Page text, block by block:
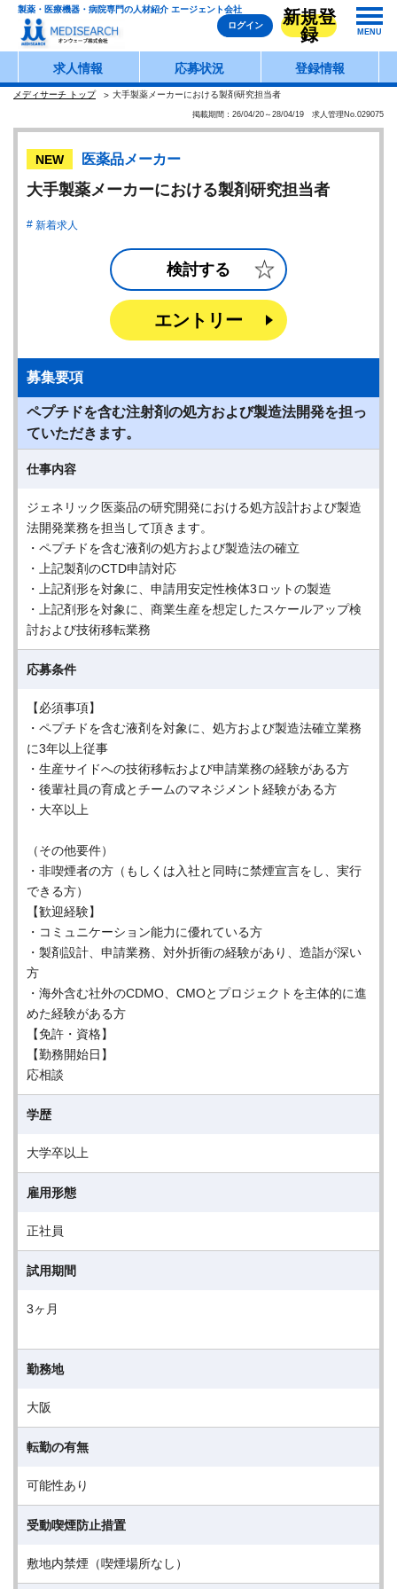
製薬・医療機器・病院専門の人材紹介 エージェント会社
ログイン
新規登
録
MENU
求人情報 応募状況 登録情報
メディサーチ トップ 大手製薬メーカーにおける製剤研究担当者
掲載期間：26/04/20～28/04/19 求人管理No.029075
NEW 医薬品メーカー
大手製薬メーカーにおける製剤研究担当者
新着求人
検討する
エントリー
募集要項
ペプチドを含む注射剤の処方および製造法開発を担っ
ていただきます。
仕事内容
ジェネリック医薬品の研究開発における処方設計および製造
法開発業務を担当して頂きます。
・ペプチドを含む液剤の処方および製造法の確立
・上記製剤のCTD申請対応
・上記剤形を対象に、申請用安定性検体3ロットの製造
・上記剤形を対象に、商業生産を想定したスケールアップ検
討および技術移転業務
応募条件
【必須事項】
・ペプチドを含む液剤を対象に、処方および製造法確立業務
に3年以上従事
・生産サイドへの技術移転および申請業務の経験がある方
・後輩社員の育成とチームのマネジメント経験がある方
・大卒以上
（その他要件）
・非喫煙者の方（もしくは入社と同時に禁煙宣言をし、実行
できる方）
【歓迎経験】
・コミュニケーション能力に優れている方
・製剤設計、申請業務、対外折衝の経験があり、造詣が深い
方
・海外含む社外のCDMO、CMOとプロジェクトを主体的に進
めた経験がある方
【免許・資格】
【勤務開始日】
応相談
学歴
大学卒以上
雇用形態
正社員
試用期間
3ヶ月
勤務地
大阪
転勤の有無
可能性あり
受動喫煙防止措置
敷地内禁煙（喫煙場所なし）